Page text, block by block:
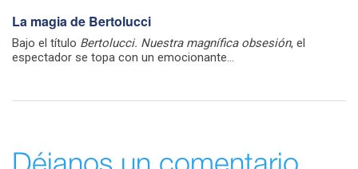
La magia de Bertolucci
Bajo el título Bertolucci. Nuestra magnífica obsesión, el
espectador se topa con un emocionante...